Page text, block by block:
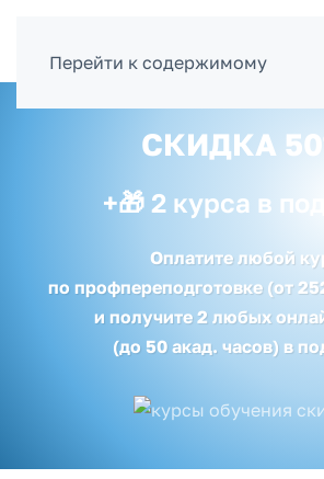
Перейти к содержимому
СКИДКА
+🎁 2 курса в
Оплатите любой
по профпереподготовке (от
и получите 2 любых
(до 50 акад. часов) в